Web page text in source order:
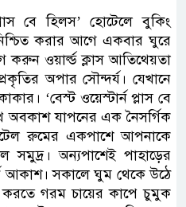
বে হিলস’ হোটেলে বুকিং
করার আগে একবার ঘুরে
ওয়ার্ল্ড ক্লাস আতিথেয়তা
অপার সৌন্দর্য। যেখানে
‘বেস্ট ওয়েস্টার্ন প্লাস বে
অবকাশ যাপনের এক নৈসর্গিক
রুমের একপাশে আপনাকে
সমুদ্র। অন্যপাশেই পাহাড়ের
আকাশ। সকালে ঘুম থেকে উঠে
গরম চায়ের কাপে চুমুক